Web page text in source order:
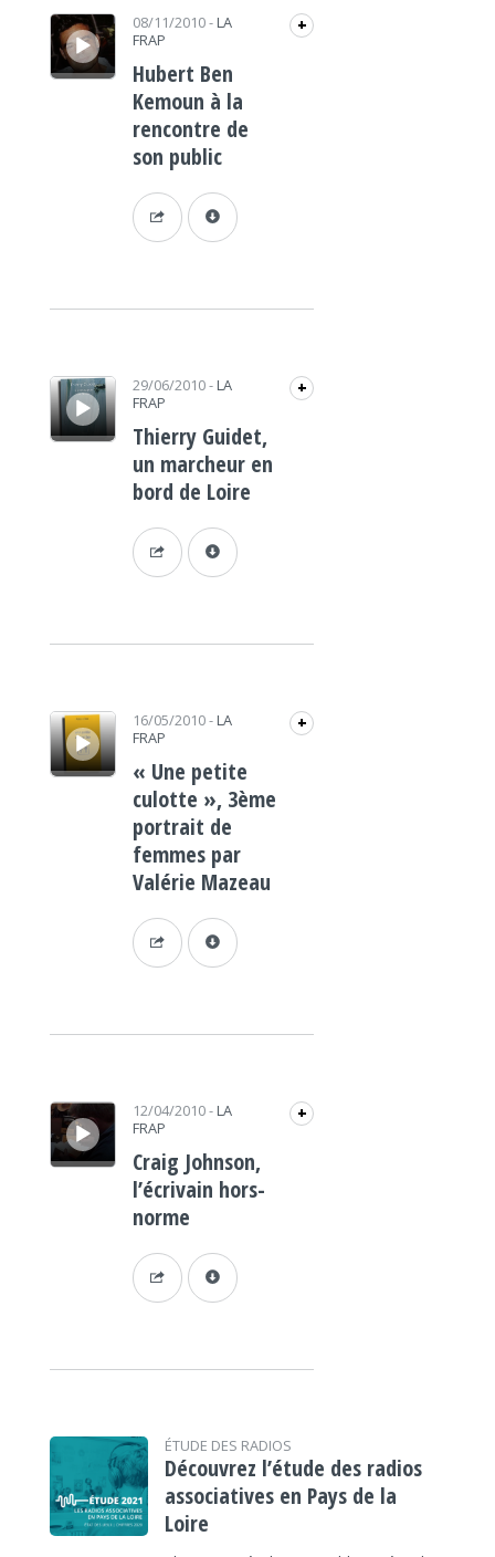
Lecteur audio 08/11/2010- LA
FRAP
+
Hubert Ben
Kemoun à la
rencontre de
son public
Lecteur audio 29/06/2010- LA
FRAP
+
Thierry Guidet,
un marcheur en
bord de Loire
Lecteur audio 16/05/2010- LA
FRAP
+
« Une petite
culotte », 3ème
portrait de
femmes par
Valérie Mazeau
Lecteur audio 12/04/2010- LA
FRAP
+
Craig Johnson,
l’écrivain hors-
norme
ÉTUDE DES RADIOS
Découvrez l’étude des radios
associatives en Pays de la
Loire